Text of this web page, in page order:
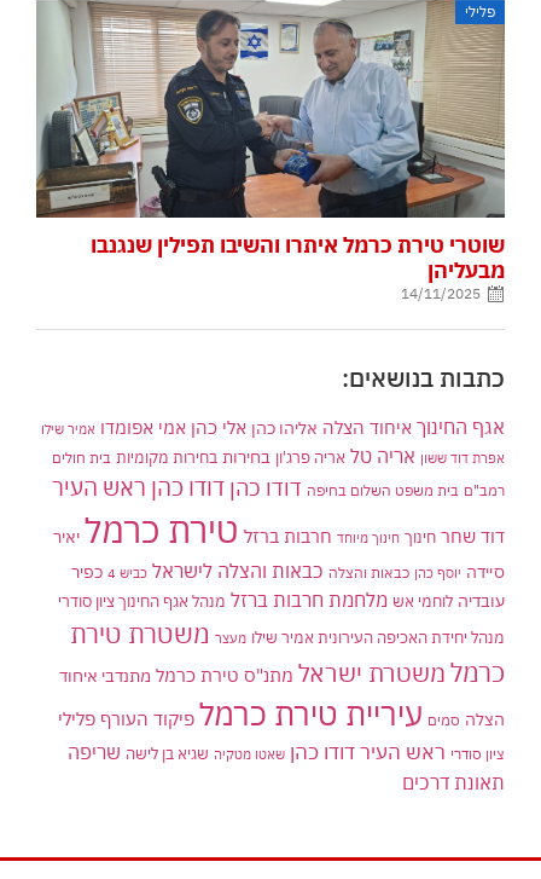
פלילי
שוטרי טירת כרמל איתרו והשיבו תפילין שנגנבו
מבעליהן
14/11/2025
כתבות בנושאים:
אגף החינוך איחוד הצלה אליהו כהן אלי כהן אמי אפומדו אמיר שילו
אפרת דוד ששון אריה טל אריה פרג'ון בחירות בחירות מקומיות בית חולים
רמב"ם בית משפט השלום בחיפה דודו כהן דודו כהן ראש העיר
דוד שחר חינוך חינוך מיוחד חרבות ברזל טירת כרמל יאיר
סיידה יוסף כהן כבאות והצלה כבאות והצלה לישראל כביש 4
כפיר
עובדיה לוחמי אש מלחמת חרבות ברזל מנהל אגף החינוך ציון סודרי
מנהל יחידת האכיפה העירונית אמיר שילו מעצר משטרת טירת
כרמלמשטרת ישראל מתנ"ס טירת כרמל מתנדבי איחוד
הצלה סמים עיריית טירת כרמל פיקוד העורף פלילי
ציון סודרי ראש העיר דודו כהן שאטו מטקיה שגיא בן לישה שריפה
תאונת דרכים